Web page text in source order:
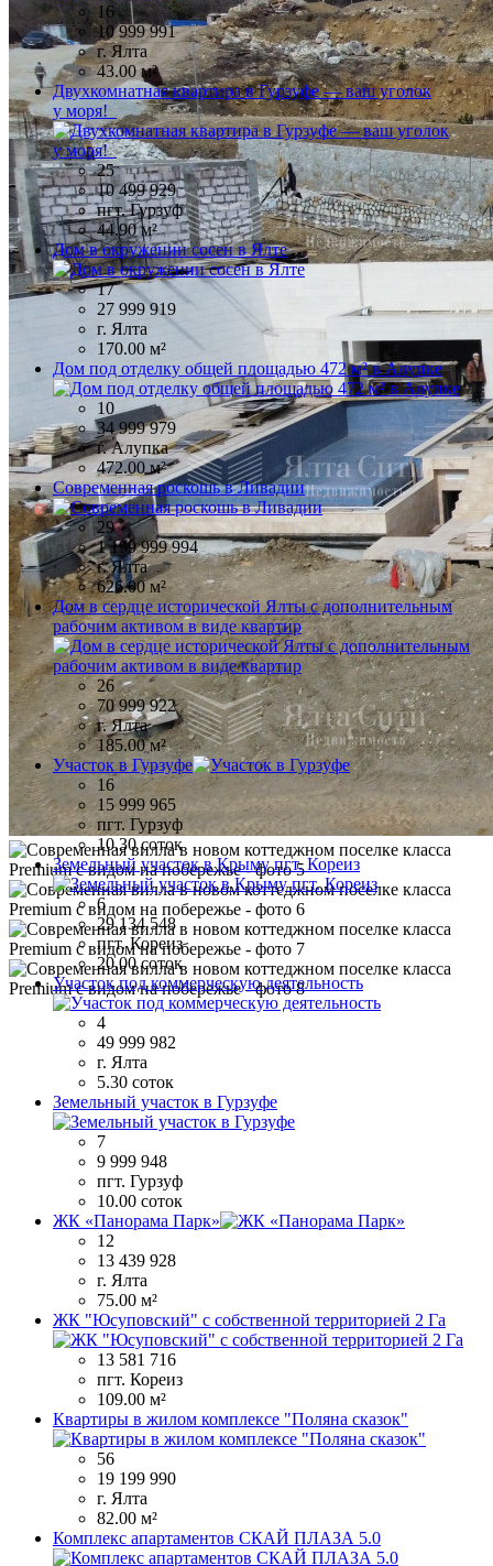
16
10 999 991
г. Ялта
43.00 м²
Двухкомнатная квартира в Гурзуфе — ваш уголок
у моря!
25
10 499 929
пгт. Гурзуф
44.90 м²
Дом в окружении сосен в Ялте
17
27 999 919
г. Ялта
170.00 м²
Дом под отделку общей площадью 472 м² в Алупке
10
34 999 979
г. Алупка
472.00 м²
Современная роскошь в Ливадии
29
1 199 999 994
г. Ялта
626.00 м²
Дом в сердце исторической Ялты с дополнительным
рабочим активом в виде квартир
26
70 999 922
г. Ялта
185.00 м²
Участок в Гурзуфе
16
15 999 965
пгт. Гурзуф
10.30 соток
Земельный участок в Крыму пгт. Кореиз
6
29 134 548
пгт. Кореиз
20.00 соток
Участок под коммерческую деятельность
4
49 999 982
г. Ялта
5.30 соток
Земельный участок в Гурзуфе
7
9 999 948
пгт. Гурзуф
10.00 соток
ЖК «Панорама Парк»
12
13 439 928
г. Ялта
75.00 м²
ЖК "Юсуповский" с собственной территорией 2 Га
13 581 716
пгт. Кореиз
109.00 м²
Квартиры в жилом комплексе "Поляна сказок"
56
19 199 990
г. Ялта
82.00 м²
Комплекс апартаментов СКАЙ ПЛАЗА 5.0